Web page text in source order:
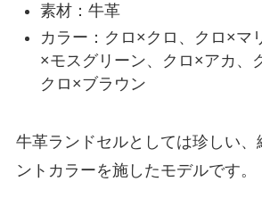
素材：牛革
カラー：クロ×クロ、クロ×マ
×モスグリーン、クロ×アカ、
クロ×ブラウン
牛革ランドセルとしては珍しい、
ントカラーを施したモデルです。